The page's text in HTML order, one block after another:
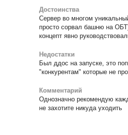
Достоинства
Сервер во многом
просто сорвал башню на
концепт явно
Недостатки
Был ддос на запуске, это
"конкурентам" которые не
Комментарий
Однозначно рекомендую
не захотите никуда уходить